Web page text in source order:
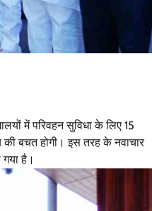
में परिवहन सुविधा के लिए 15
बचत होगी। इस तरह के नवाचार
है।